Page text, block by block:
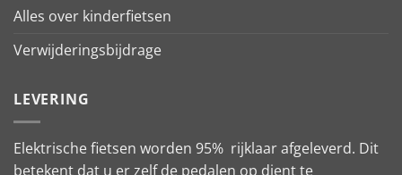
Alles over kinderfietsen
Verwijderingsbijdrage
LEVERING
Elektrische fietsen worden 95% rijklaar afgeleverd. Dit
betekent dat u er zelf de pedalen op dient te